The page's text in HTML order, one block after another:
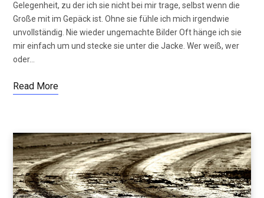
Gelegenheit, zu der ich sie nicht bei mir trage, selbst wenn die
Große mit im Gepäck ist. Ohne sie fühle ich mich irgendwie
unvollständig. Nie wieder ungemachte Bilder Oft hänge ich sie
mir einfach um und stecke sie unter die Jacke. Wer weiß, wer
oder…
Read More